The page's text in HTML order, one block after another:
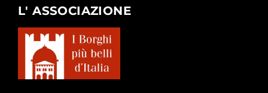
L' ASSOCIAZIONE